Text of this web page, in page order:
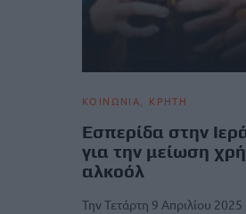
ΚΟΙΝΩΝΙΑ ΚΡΗΤΗ
Εσπερίδα στην
για την μείωση
αλκοόλ
Την Τετάρτη 9 Απριλίου